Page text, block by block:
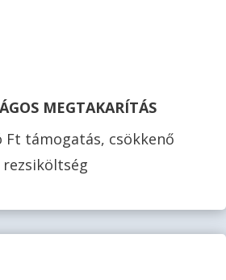
MEGTAKARÍTÁS
Ft támogatás, csökkenő
rezsiköltség